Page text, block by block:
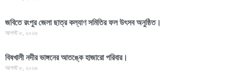
জবিতে রংপুর জেলা ছাত্র কল্যাণ সমিতির ফল উৎসব অনুষ্ঠিত।
আগস্ট ৮, ২০২৬
বিষখালী নদীর ভাঙ্গনের আতঙ্কে হাজারো পরিবার।
আগস্ট ৮, ২০২৬